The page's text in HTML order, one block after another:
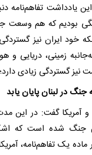
گفت‌وگو را برای تحقق ماده ۱۳ این
بودیم که هم وسعت
خود ایران نیز
زمینی، دریایی و
نیز گستردگی زیادی
در لبنان پایان یابد
و آمریکا گفت: در این
جنگ شده است که
ماده یک تفاهم‌نامه،